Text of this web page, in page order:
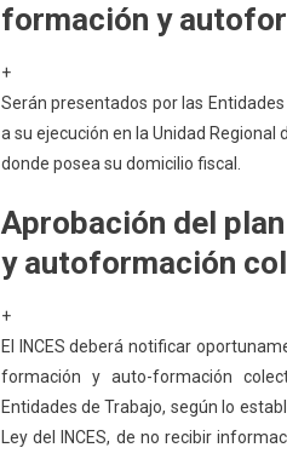
formación y
+
Serán presentados por las
a su ejecución en la Unidad Regional
donde posea su domicilio fiscal.
Aprobación del
y autoformación
+
El INCES deberá notificar
formación y auto-formación
Entidades de Trabajo, según lo
Ley del INCES, de no recibir